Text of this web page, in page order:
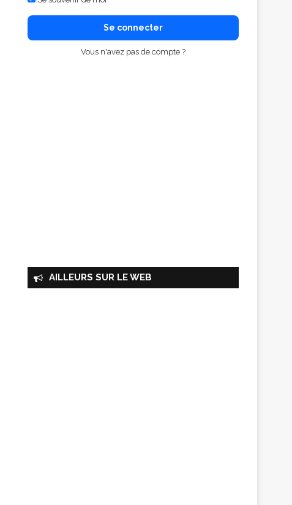
Se connecter
Vous n'avez pas de compte ?
AILLEURS SUR LE WEB